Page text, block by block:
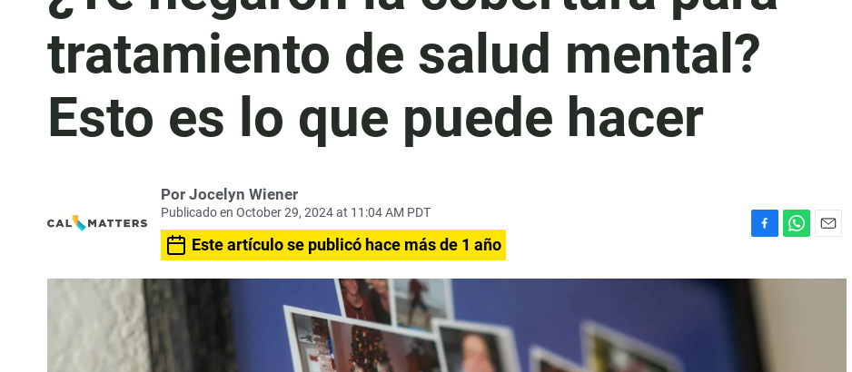
tratamiento de salud mental?
Esto es lo que puede hacer
Por Jocelyn Wiener
Publicado en October 29, 2024 at 11:04 AM PDT
Este artículo se publicó hace más de 1 año
c
e
a
a